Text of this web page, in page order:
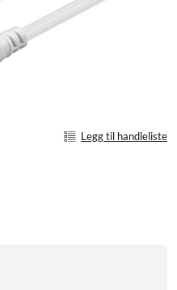
Legg til handleliste